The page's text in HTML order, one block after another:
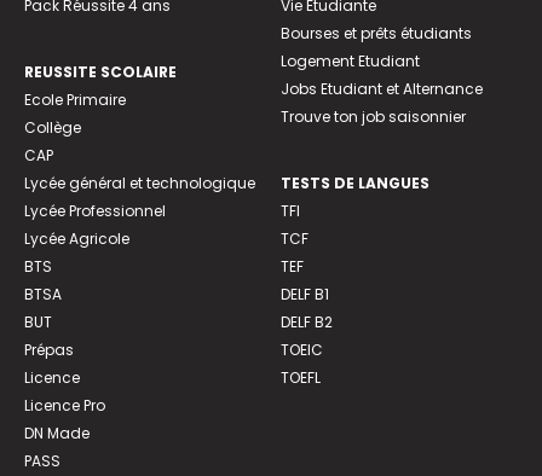
Pack Réussite 4 ans
REUSSITE SCOLAIRE
Ecole Primaire
Collège
CAP
Lycée général et technologique
Lycée Professionnel
Lycée Agricole
BTS
BTSA
BUT
Prépas
Licence
Licence Pro
DN Made
PASS
Vie Etudiante
Bourses et prêts étudiants
Logement Etudiant
Jobs Etudiant et Alternance
Trouve ton job saisonnier
TESTS DE LANGUES
TFI
TCF
TEF
DELF B1
DELF B2
TOEIC
TOEFL